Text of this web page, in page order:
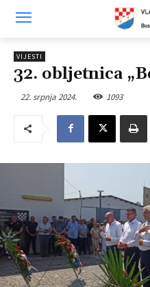
VIJESTI
32. obljetnica
22. srpnja 2024. 1093